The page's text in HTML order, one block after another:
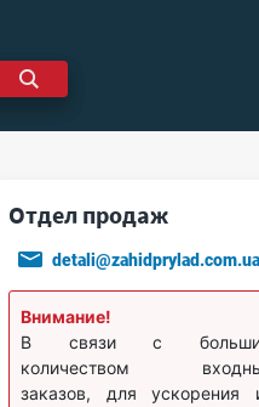
Отдел продаж
detali@zahidprylad.com.ua
Внимание!
В связи с
количеством
заказов, для ускорения